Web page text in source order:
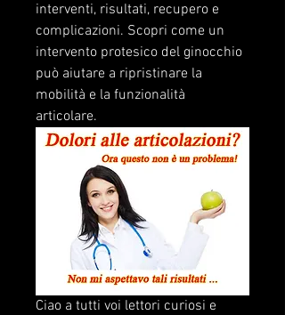
interventi, risultati, recupero e
complicazioni. Scopri come un
intervento protesico del ginocchio
può aiutare a ripristinare la
mobilità e la funzionalità
articolare.
Ciao a tutti voi lettori curiosi e